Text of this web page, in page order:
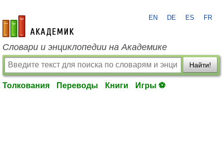
academic.ru
EN DE ES FR
Словари и энциклопедии на Академике
Найти!
Толкования Переводы Книги Игры ⚽